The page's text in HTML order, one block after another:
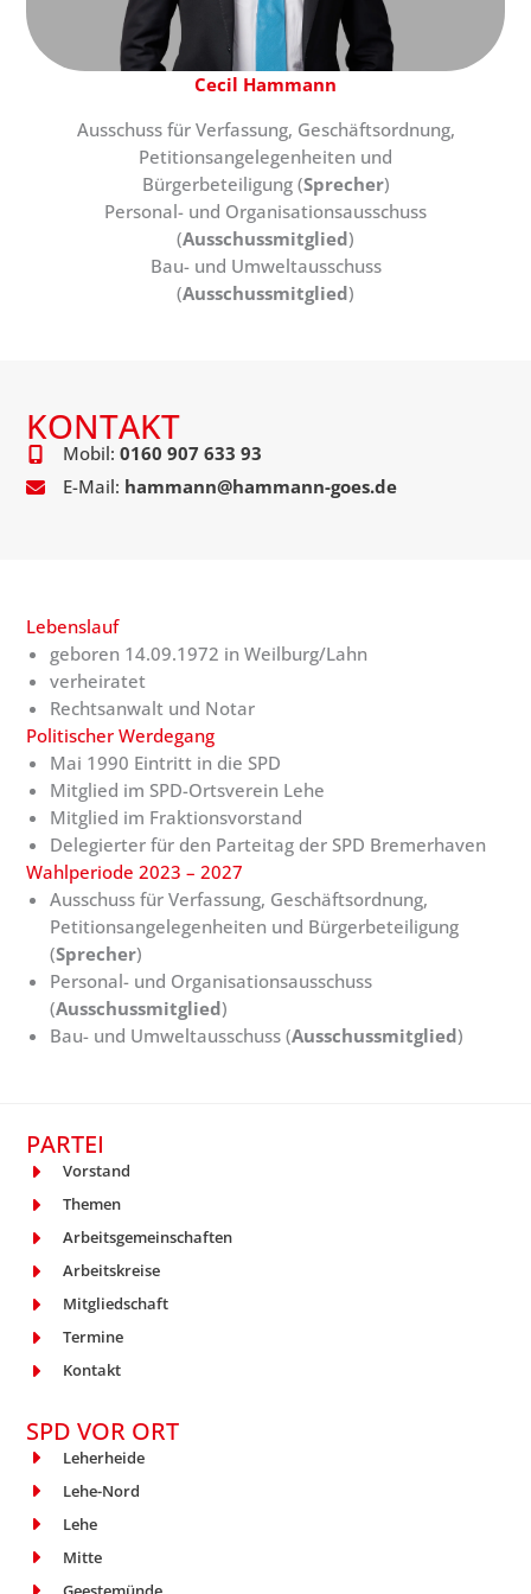
Cecil Hammann
Ausschuss für Verfassung, Geschäftsordnung,
Petitionsangelegenheiten und
Bürgerbeteiligung (Sprecher)
Personal- und Organisationsausschuss
(Ausschussmitglied)
Bau- und Umweltausschuss
(Ausschussmitglied)
KONTAKT
Mobil:0160 907 633 93
E-Mail: hammann@hammann-goes.de
Lebenslauf
geboren 14.09.1972 in Weilburg/Lahn
verheiratet
Rechtsanwalt und Notar
Politischer Werdegang
Mai 1990 Eintritt in die SPD
Mitglied im SPD-Ortsverein Lehe
Mitglied im Fraktionsvorstand
Delegierter für den Parteitag der SPD Bremerhaven
Wahlperiode 2023 – 2027
Ausschuss für Verfassung, Geschäftsordnung,
Petitionsangelegenheiten und Bürgerbeteiligung
(Sprecher)
Personal- und Organisationsausschuss
(Ausschussmitglied)
Bau- und Umweltausschuss (Ausschussmitglied)
PARTEI
Vorstand
Themen
Arbeitsgemeinschaften
Arbeitskreise
Mitgliedschaft
Termine
Kontakt
SPD VOR ORT
Leherheide
Lehe-Nord
Lehe
Mitte